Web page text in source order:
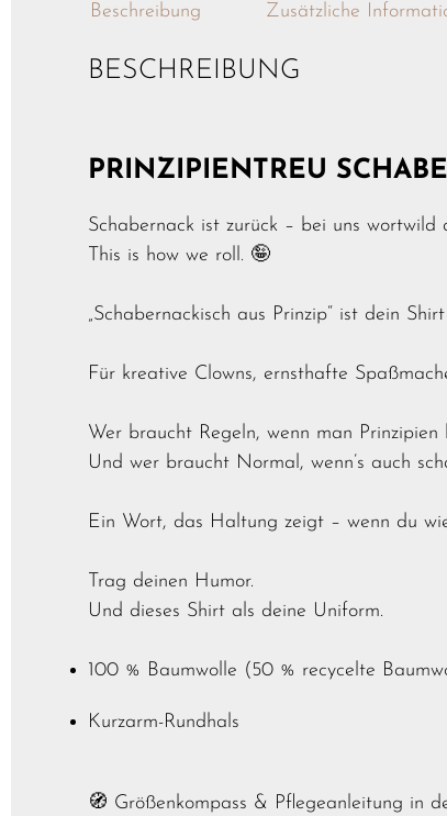
Beschreibung Zusätzliche
BESCHREIBUNG
PRINZIPIENTREU
Schabernack ist zurück – bei uns wortwild
This is how we roll. 🤪
„Schabernackisch aus Prinzip“ ist dein
Für kreative Clowns, ernsthafte
Wer braucht Regeln, wenn man Prinzipien
Und wer braucht Normal, wenn’s auch
Ein Wort, das Haltung zeigt – wenn du
Trag deinen Humor.
Und dieses Shirt als deine Uniform.
100 % Baumwolle (50 % recycelte
Kurzarm-Rundhals
🧭 Größenkompass & Pflegeanleitung in